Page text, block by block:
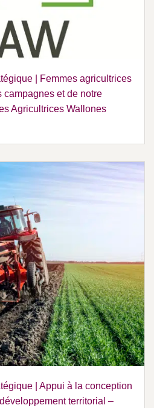
| Femmes agricultrices
et de notre
Agricultrices Wallones
| Appui à la conception
territorial –